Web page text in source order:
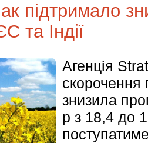
підтримало
та Індії
Агенція
скорочення
знизила
р з 18,4 до